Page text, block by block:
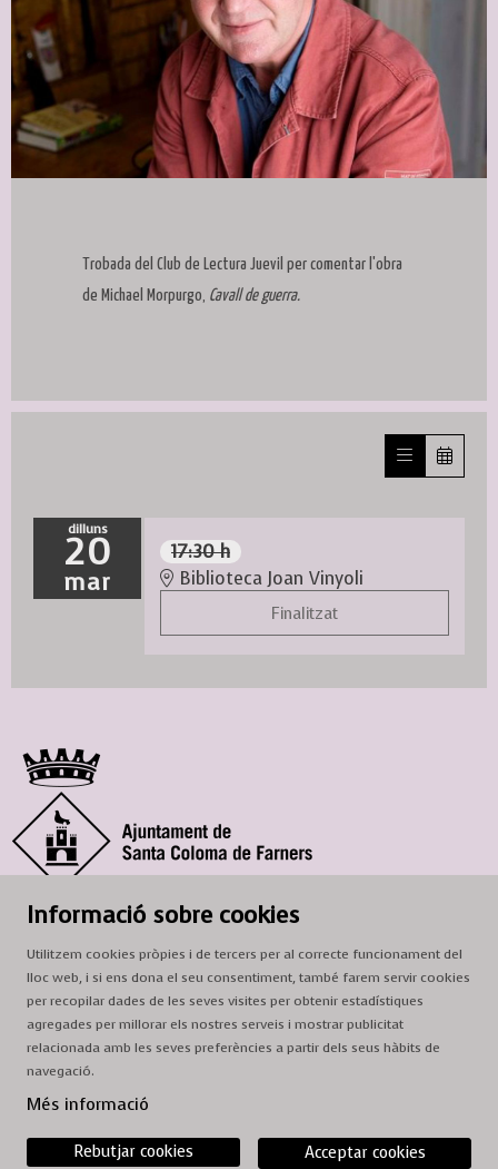
Trobada del Club de Lectura Juevil per comentar l'obra
de Michael Morpurgo, Cavall de guerra.
dilluns
20
mar
17:30 h
Biblioteca Joan Vinyoli
Finalitzat
© Ajuntament de Santa Coloma de Farners
: de dilluns a dissabte, de 9 a 13 h.
Adreça: c. del Prat, 16, 17430 Santa Coloma de Farners
A/e:cultura@scf.cat
Sitemap
Informació sobre cookies
Utilitzem cookies pròpies i de tercers per al correcte funcionament del
lloc web, i si ens dona el seu consentiment, també farem servir cookies
per recopilar dades de les seves visites per obtenir estadístiques
agregades per millorar els nostres serveis i mostrar publicitat
relacionada amb les seves preferències a partir dels seus hàbits de
navegació.
Més informació
Acceptar cookies
Rebutjar cookies